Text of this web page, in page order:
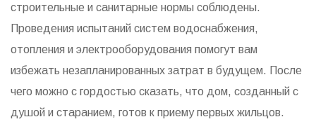
строительные и санитарные нормы соблюдены.
Проведения испытаний систем водоснабжения,
отопления и электрооборудования помогут вам
избежать незапланированных затрат в будущем. После
чего можно с гордостью сказать, что дом, созданный с
душой и старанием, готов к приему первых жильцов.